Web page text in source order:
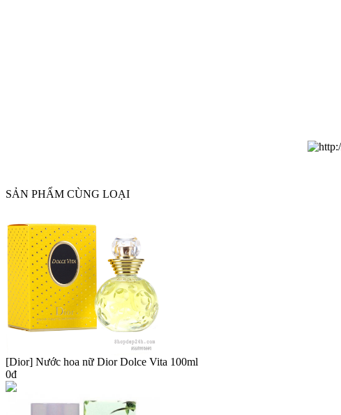
SẢN PHẨM CÙNG LOẠI
[Dior] Nước hoa nữ Dior Dolce Vita 100ml
0đ